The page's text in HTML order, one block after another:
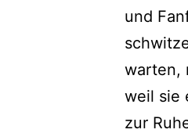
und
warten,
weil sie
zur